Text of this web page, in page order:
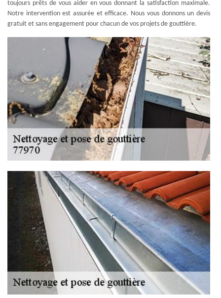
toujours prêts de vous aider en vous donnant la satisfaction maximale.
Notre intervention est assurée et efficace. Nous vous donnons un devis
gratuit et sans engagement pour chacun de vos projets de gouttière.